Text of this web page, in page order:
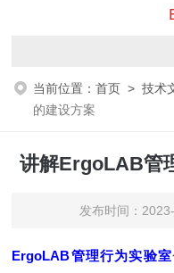
当前位置：首页 >技术
的建设方案
讲解ErgoLAB管
发布时间：
ErgoLAB管理行为实验室